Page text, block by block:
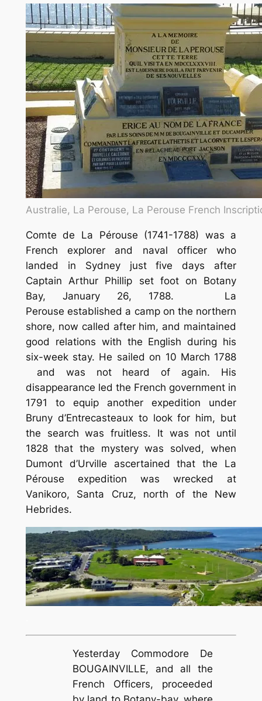
Australie, La Perouse, La Perouse French
Comte de La Pérouse (1741-1788) was a
French explorer and naval officer who
landed in Sydney just five days after
Captain Arthur Phillip set foot on Botany
Bay, January 26, 1788. La
Perouse established a camp on the northern
shore, now called after him, and maintained
good relations with the English during his
six-week stay. He sailed on 10 March 1788
and was not heard of again. His
disappearance led the French government in
1791 to equip another expedition under
Bruny d’Entrecasteaux to look for him, but
the search was fruitless. It was not until
1828 that the mystery was solved, when
Dumont d’Urville ascertained that the La
Pérouse expedition was wrecked at
Vanikoro, Santa Cruz, north of the New
Hebrides.
Yesterday Commodore De
BOUGAINVILLE, and all the
French Officers, proceeded